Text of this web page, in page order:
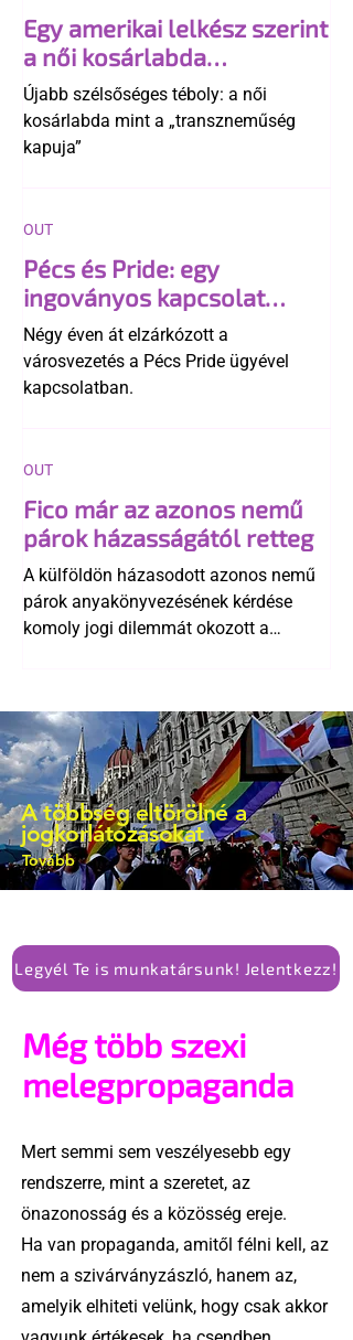
Egy amerikai lelkész szerint
a női kosárlabda
transzneműséghez vezet
Újabb szélsőséges téboly: a női
kosárlabda mint a „transzneműség
kapuja”
Pécs és Pride: egy
ingoványos kapcsolat
története
Négy éven át elzárkózott a
városvezetés a Pécs Pride ügyével
kapcsolatban.
OUT
Fico már az azonos nemű
párok házasságától retteg
A külföldön házasodott azonos nemű
párok anyakönyvezésének kérdése
komoly jogi dilemmát okozott a
egyértelműen tiltja a házasságuk
elismerését. Közben az ellenzéken belül
is vita robbant ki arról, hogy vissza
kellene-e vonni a kormány konzervatív
alkotmánymódosítását
OUT
A többség eltörölné a
jogkorlátozásokat
Tovább
Legyél Te is munkatársunk! Jelentkezz!
Még több szexi
melegpropaganda
Mert semmi sem veszélyesebb egy
rendszerre, mint a szeretet, az
önazonosság és a közösség ereje.
Ha van propaganda, amitől félni kell, az
nem a szivárványzászló, hanem az,
amelyik elhiteti velünk, hogy csak akkor